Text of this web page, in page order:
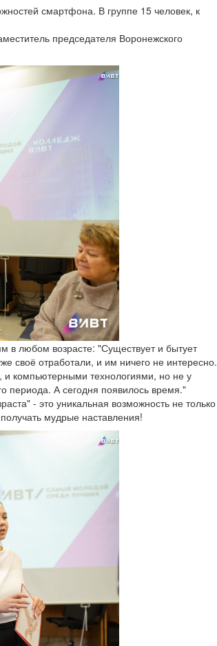
смартфона. В группе 15 человек, к
председателя Воронежского
в любом возрасте: "Существует и бытует
своё отработали, и им ничего не интересно.
и компьютерными технологиями, но не у
периода. А сегодня появилось время."
- это уникальная возможность не только
мудрые наставления!